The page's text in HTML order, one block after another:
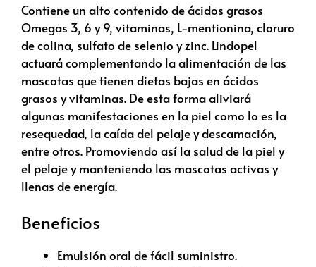
Contiene un alto contenido de ácidos grasos
Omegas 3, 6 y 9, vitaminas, L-mentionina, cloruro
de colina, sulfato de selenio y zinc. Lindopel
actuará complementando la alimentación de las
mascotas que tienen dietas bajas en ácidos
grasos y vitaminas. De esta forma aliviará
algunas manifestaciones en la piel como lo es la
resequedad, la caída del pelaje y descamación,
entre otros. Promoviendo así la salud de la piel y
el pelaje y manteniendo las mascotas activas y
llenas de energía.
Beneficios
Emulsión oral de fácil suministro.